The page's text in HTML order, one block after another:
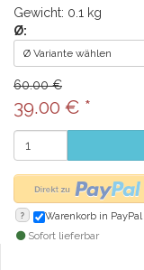
Gewicht: 0.1 kg
Ø:
Ø Variante wählen
60.00 €
39.00 € *
? Warenkorb in
Sofort lieferbar